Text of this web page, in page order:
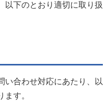
以下のとおり適切に取り扱
い合わせ対応にあたり、以
す。